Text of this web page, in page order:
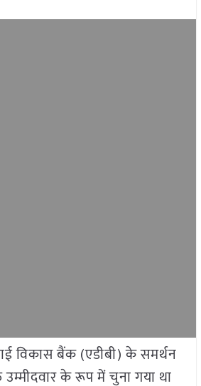
विकास बैंक (एडीबी) के समर्थन
के रूप में चुना गया था